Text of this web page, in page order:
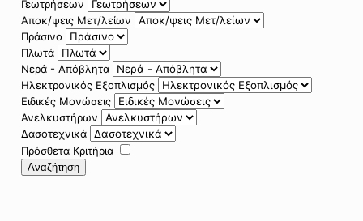
Γεωτρήσεων
Αποκ/ψεις Μετ/λείων
Πράσινο
Πλωτά
Νερά - Απόβλητα
Ηλεκτρονικός Εξοπλισμός
Ειδικές Μονώσεις
Ανελκυστήρων
Δασοτεχνικά
Πρόσθετα Κριτήρια
Αναζήτηση